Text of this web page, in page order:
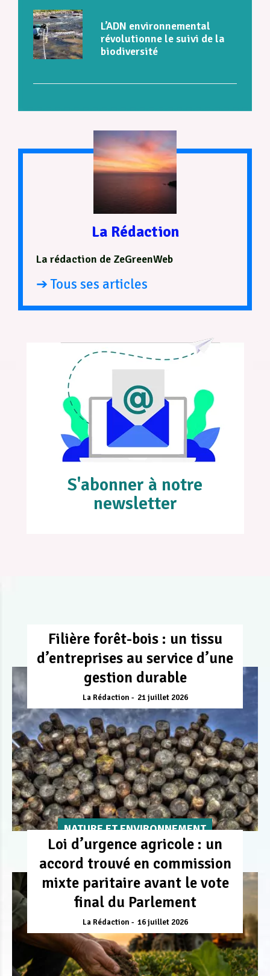
L’ADN environnemental
révolutionne le suivi de la
biodiversité
La Rédaction
La rédaction de ZeGreenWeb
➔ Tous ses articles
S'abonner à notre
newsletter
Filière forêt-bois : un tissu
d’entreprises au service d’une
gestion durable
La Rédaction 21 juillet 2026
NATURE ET ENVIRONNEMENT
Loi d’urgence agricole : un
accord trouvé en commission
mixte paritaire avant le vote
final du Parlement
La Rédaction 16 juillet 2026